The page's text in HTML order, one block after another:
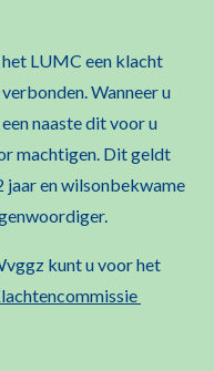
LUMC een klacht
Wanneer u
naaste dit voor u
machtigen. Dit geldt
en wilsonbekwame
kunt u voor het